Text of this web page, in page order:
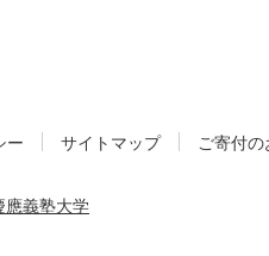
ー サイトマップ ご寄付
應義塾大学